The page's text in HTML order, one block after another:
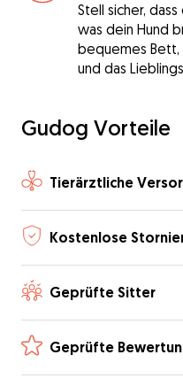
Stell sicher,
was dein Hund
bequemes Bett,
und das
Gudog Vorteile
Tierärztliche
Kostenlose
Geprüfte Sitter
Geprüfte